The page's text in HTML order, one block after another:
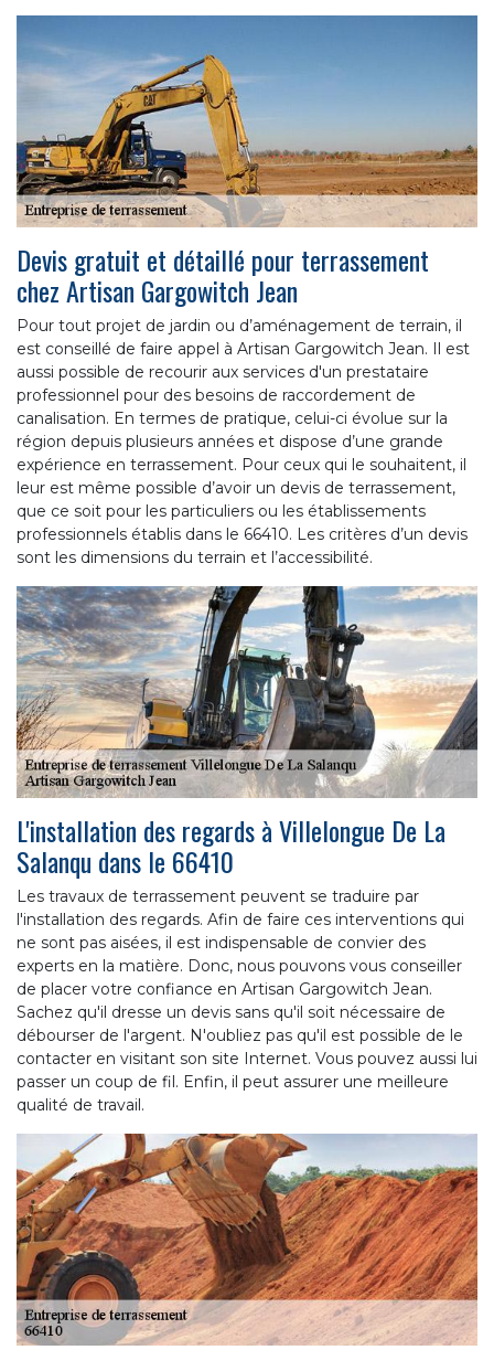
Devis gratuit et détaillé pour terrassement
chez Artisan Gargowitch Jean
Pour tout projet de jardin ou d’aménagement de terrain, il
est conseillé de faire appel à Artisan Gargowitch Jean. Il est
aussi possible de recourir aux services d'un prestataire
professionnel pour des besoins de raccordement de
canalisation. En termes de pratique, celui-ci évolue sur la
région depuis plusieurs années et dispose d’une grande
expérience en terrassement. Pour ceux qui le souhaitent, il
leur est même possible d’avoir un devis de terrassement,
que ce soit pour les particuliers ou les établissements
professionnels établis dans le 66410. Les critères d’un devis
sont les dimensions du terrain et l’accessibilité.
L'installation des regards à Villelongue De La
Salanqu dans le 66410
Les travaux de terrassement peuvent se traduire par
l'installation des regards. Afin de faire ces interventions qui
ne sont pas aisées, il est indispensable de convier des
experts en la matière. Donc, nous pouvons vous conseiller
de placer votre confiance en Artisan Gargowitch Jean.
Sachez qu'il dresse un devis sans qu'il soit nécessaire de
débourser de l'argent. N'oubliez pas qu'il est possible de le
contacter en visitant son site Internet. Vous pouvez aussi lui
passer un coup de fil. Enfin, il peut assurer une meilleure
qualité de travail.